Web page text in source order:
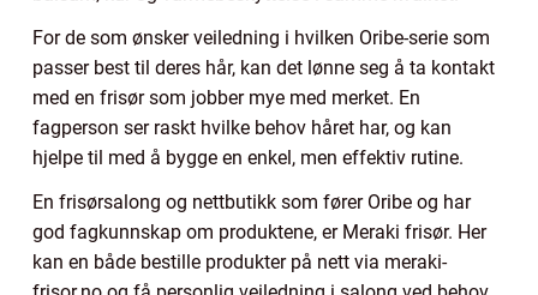
For de som ønsker veiledning i hvilken Oribe-serie som
passer best til deres hår, kan det lønne seg å ta kontakt
med en frisør som jobber mye med merket. En
fagperson ser raskt hvilke behov håret har, og kan
hjelpe til med å bygge en enkel, men effektiv rutine.
En frisørsalong og nettbutikk som fører Oribe og har
god fagkunnskap om produktene, er Meraki frisør. Her
kan en både bestille produkter på nett via meraki-